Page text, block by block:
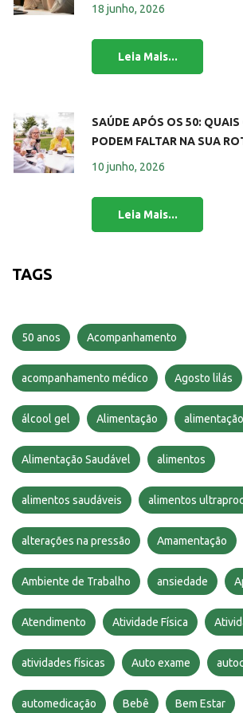
18 junho, 2026
SAÚDE APÓS OS 50:
PODEM FALTAR NA SUA
10 junho, 2026
TAGS
50 anos Acompanhamento
acompanhamento médico Agosto lilás
álcool gel Alimentação
Alimentação Saudável alimentos
alimentos saudáveis alimentos
alterações na pressão Amamentação
Ambiente de Trabalho ansiedade
Atendimento Atividade Física
atividades físicas Auto exame
automedicação Bebê Bem Estar